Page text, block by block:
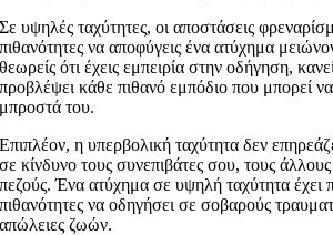
Σε υψηλές ταχύτητες, οι αποστάσεις
πιθανότητες να αποφύγεις ένα ατύχημα
θεωρείς ότι έχεις εμπειρία στην οδήγηση,
προβλέψει κάθε πιθανό εμπόδιο που μπορεί
μπροστά του.
Επιπλέον, η υπερβολική ταχύτητα δεν
σε κίνδυνο τους συνεπιβάτες σου, τους
πεζούς. Ένα ατύχημα σε υψηλή ταχύτητα έχει
πιθανότητες να οδηγήσει σε σοβαρούς
απώλειες ζωών.